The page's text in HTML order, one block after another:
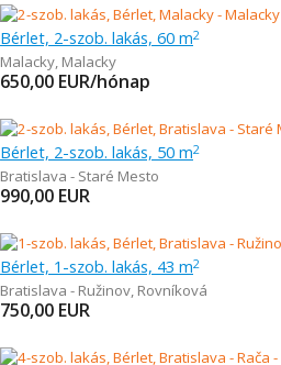
Bérlet, 2-szob. lakás, 60 m2
Malacky, Malacky
650,00 EUR/hónap
Bérlet, 2-szob. lakás, 50 m2
Bratislava - Staré Mesto
990,00 EUR
Bérlet, 1-szob. lakás, 43 m2
Bratislava - Ružinov, Rovníková
750,00 EUR